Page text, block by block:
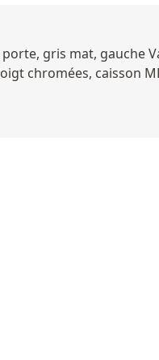
gris mat,
chromées, caisson